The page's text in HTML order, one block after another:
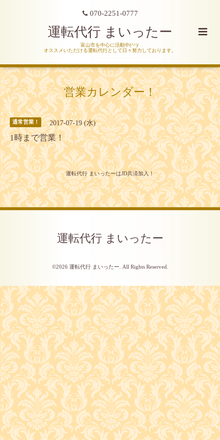
070-2251-0777
運転代行 まいったー
富山市を中心に活動中(^^)/
オススメいただける運転代行として日々努力しております。
営業カレンダー！
通常営業！ 2017-07-19 (水)
1時まで営業！
運転代行 まいったーはJD共済加入！
運転代行 まいったー
©2026 運転代行 まいったー . All Rights Reserved.